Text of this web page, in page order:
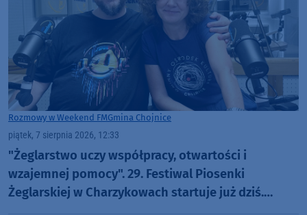
Rozmowy w Weekend FMGmina Chojnice
piątek, 7 sierpnia 2026, 12:33
"Żeglarstwo uczy współpracy, otwartości i
wzajemnej pomocy". 29. Festiwal Piosenki
Żeglarskiej w Charzykowach startuje już dziś.